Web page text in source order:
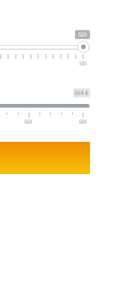
500
500
669 €
669 669